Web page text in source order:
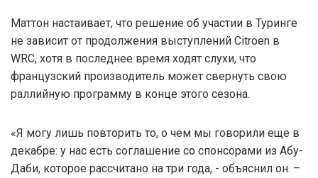
Маттон настаивает, что решение об участии в Туринге
не зависит от продолжения выступлений Citroen в
WRC, хотя в последнее время ходят слухи, что
французский производитель может свернуть свою
раллийную программу в конце этого сезона.
«Я могу лишь повторить то, о чем мы говорили еще в
декабре: у нас есть соглашение со спонсорами из Абу-
Даби, которое рассчитано на три года, - объяснил он. –